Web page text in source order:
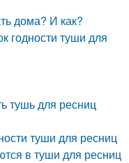
дома? И как?
годности туши для
тушь для ресниц
туши для ресниц
в туши для ресниц